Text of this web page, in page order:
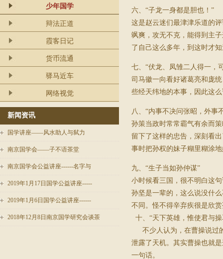
少年国学
辩法正道
霞客日记
货币流通
驿马近车
网络视觉
新闻资讯
国学讲座——风水助人与弑力
南京国学会——子不语茶堂
南京国学会公益讲座------名字与
2019年1月17日国学公益讲座-----
2019年1月6日国学公益讲座------
2018年12月8日南京国学研究会谈茶
六、“子龙一身都是胆也！”
这是赵云迷们最津津乐道的
飒爽，攻无不克，能得到主
了自己这么多年，到这时才
七、“伏龙、凤雏二人得一，
司马徽一向看好诸葛亮和庞
些经天纬地的本事，因此这
八、“内事不决问张昭，外事
孙策当政时常常霸气有余而
留下了这样的忠告，深刻看
事时把孙权的妹子糊里糊涂
九、“生子当如孙仲谋”
小时候看三国，很不明白这
孙坚是一辈的，这么说没什
不同。怪不得辛弃疾很是欣
十、“天下英雄，惟使君与操
不少人认为，在曹操说过
泄露了天机。其实曹操也就
一句话。